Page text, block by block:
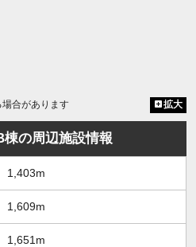
合があります 拡大
の周辺施設情報
1,403m
1,609m
1,651m